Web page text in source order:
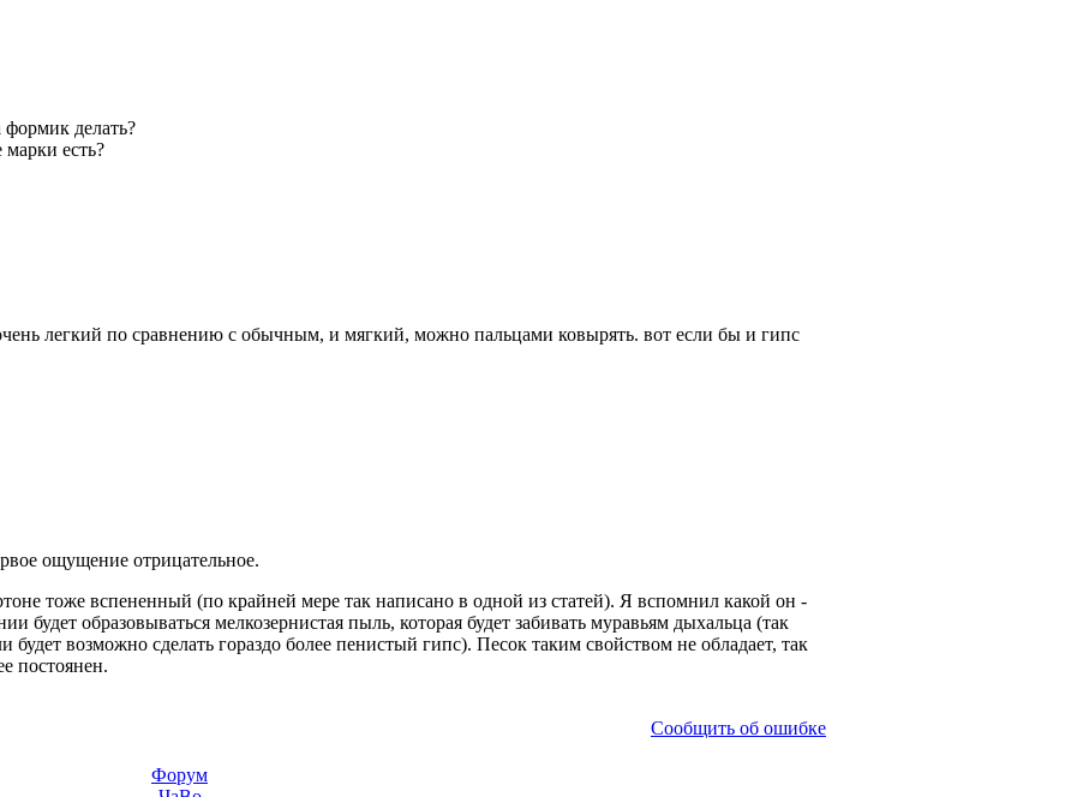
делать?
есть?
легкий по сравнению с обычным, и мягкий, можно пальцами ковырять. вот если бы и гипс
ощущение отрицательное.
тоже вспененный (по крайней мере так написано в одной из статей). Я вспомнил какой он -
будет образовываться мелкозернистая пыль, которая будет забивать муравьям дыхальца (так
будет возможно сделать гораздо более пенистый гипс). Песок таким свойством не обладает, так
постоянен.
Сообщить об ошибке
Форум